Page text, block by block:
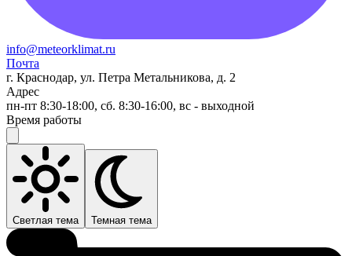
info@meteorklimat.ru
Почта
г. Краснодар, ул. Петра Метальникова, д. 2
Адрес
пн-пт 8:30-18:00, сб. 8:30-16:00, вс - выходной
Время работы
Светлая тема Темная тема